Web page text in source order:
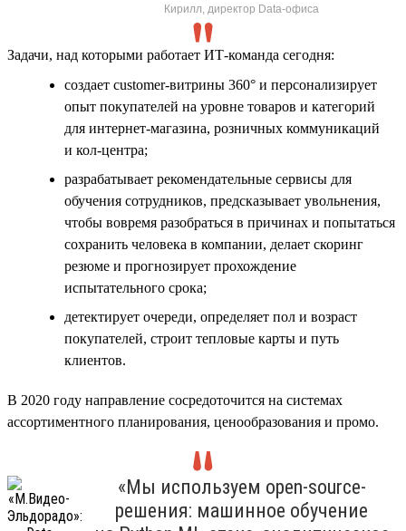
Кирилл, директор Data-офиса
Задачи, над которыми работает ИТ-команда сегодня:
создает customer-витрины 360° и персонализирует
опыт покупателей на уровне товаров и категорий
для интернет-магазина, розничных коммуникаций
и кол-центра;
разрабатывает рекомендательные сервисы для
обучения сотрудников, предсказывает увольнения,
чтобы вовремя разобраться в причинах и попытаться
сохранить человека в компании, делает скоринг
резюме и прогнозирует прохождение
испытательного срока;
детектирует очереди, определяет пол и возраст
покупателей, строит тепловые карты и путь
клиентов.
В 2020 году направление сосредоточится на системах
ассортиментного планирования, ценообразования и промо.
«Мы используем open-source-
решения: машинное обучение